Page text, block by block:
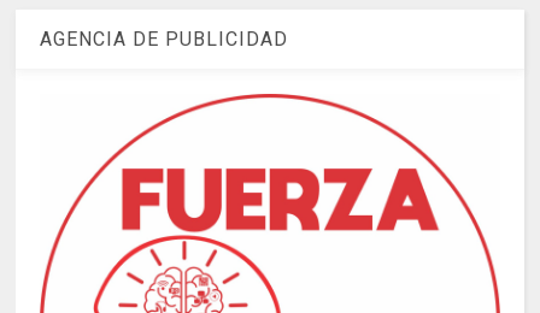
AGENCIA DE PUBLICIDAD